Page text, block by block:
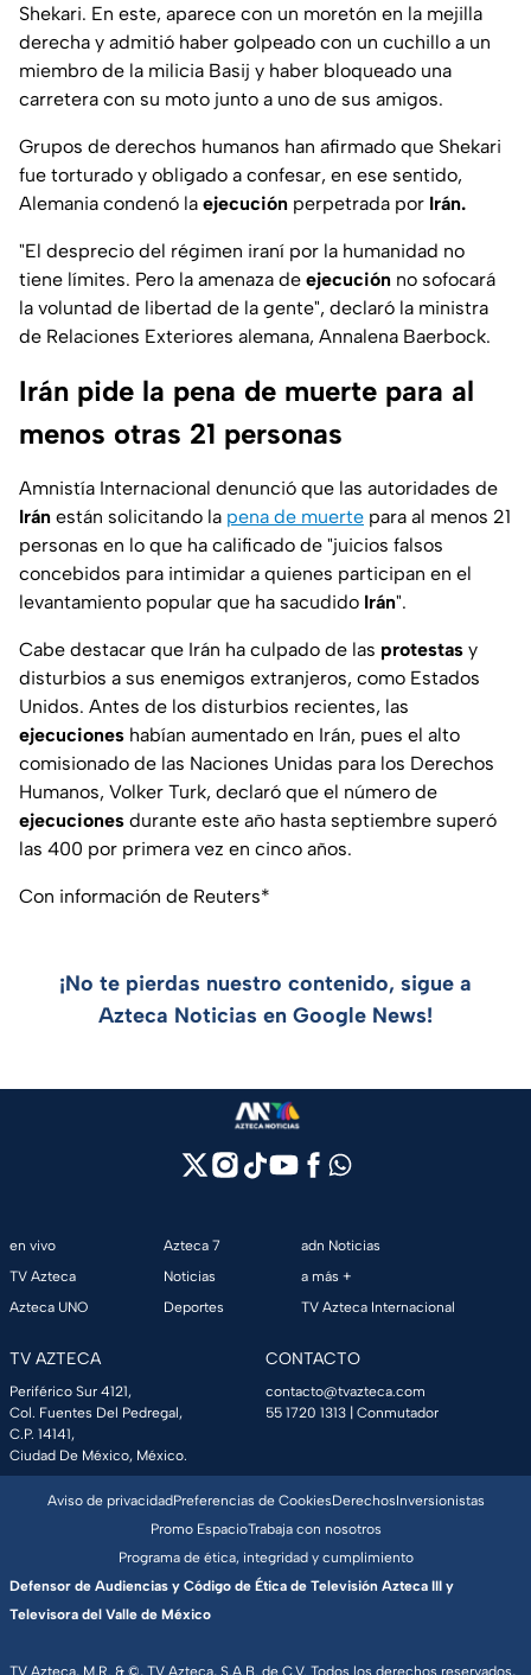
Shekari. En este, aparece con un moretón en la mejilla
derecha y admitió haber golpeado con un cuchillo a un
miembro de la milicia Basij y haber bloqueado una
carretera con su moto junto a uno de sus amigos.
Grupos de derechos humanos han afirmado que Shekari
fue torturado y obligado a confesar, en ese sentido,
Alemania condenó la ejecución perpetrada por Irán.
"El desprecio del régimen iraní por la humanidad no
tiene límites. Pero la amenaza de ejecución no sofocará
la voluntad de libertad de la gente", declaró la ministra
de Relaciones Exteriores alemana, Annalena Baerbock.
Irán pide la pena de muerte para al
menos otras 21 personas
Amnistía Internacional denunció que las autoridades de
Irán están solicitando la pena de muerte para al menos 21
personas en lo que ha calificado de "juicios falsos
concebidos para intimidar a quienes participan en el
levantamiento popular que ha sacudido Irán".
Cabe destacar que Irán ha culpado de las protestas y
disturbios a sus enemigos extranjeros, como Estados
Unidos. Antes de los disturbios recientes, las
ejecuciones habían aumentado en Irán, pues el alto
comisionado de las Naciones Unidas para los Derechos
Humanos, Volker Turk, declaró que el número de
ejecuciones durante este año hasta septiembre superó
las 400 por primera vez en cinco años.
Con información de Reuters*
¡No te pierdas nuestro contenido, sigue a
Azteca Noticias en Google News!
en vivo
TV Azteca
Azteca UNO
Azteca 7
Noticias
Deportes
adn Noticias
a más +
TV Azteca Internacional
TV AZTECA
Periférico Sur 4121,
Col. Fuentes Del Pedregal,
C.P. 14141,
Ciudad De México, México.
CONTACTO
contacto@tvazteca.com
55 1720 1313 | Conmutador
TV Azteca, M.R. & ©, TV Azteca, S.A.B. de C.V. Todos los derechos reservados,
Aviso de privacidadPreferencias de CookiesDerechosInversionistas
Promo EspacioTrabaja con nosotros
Programa de ética, integridad y cumplimiento
Defensor de Audiencias y Código de Ética de Televisión Azteca III y
Televisora del Valle de México